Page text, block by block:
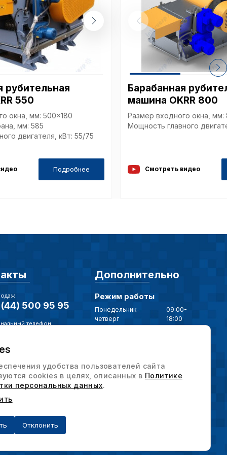
рубительная
550
окна, мм: 500x180
мм: 585
двигателя, кВт: 55/75
Подробнее
Барабанная
машина OKRR 800
Размер входного окна,
Мощность главного
Смотреть видео
500 95 95
телефон
почта
/ Отдел продаж
г. Минск,
д. 58,
Дополнительно
Режим работы
Понедельник-
четверг
09:00-
18:00
удобства пользователей сайта
cookies в целях, описанных в Политике
персональных данных.
Отклонить
их описание и сроки хранения.
(обязательные) cookie-файлы
cookie-файлы
аналитических cookie файлов не
принимать меры по совершенствованию работы
пользователей.